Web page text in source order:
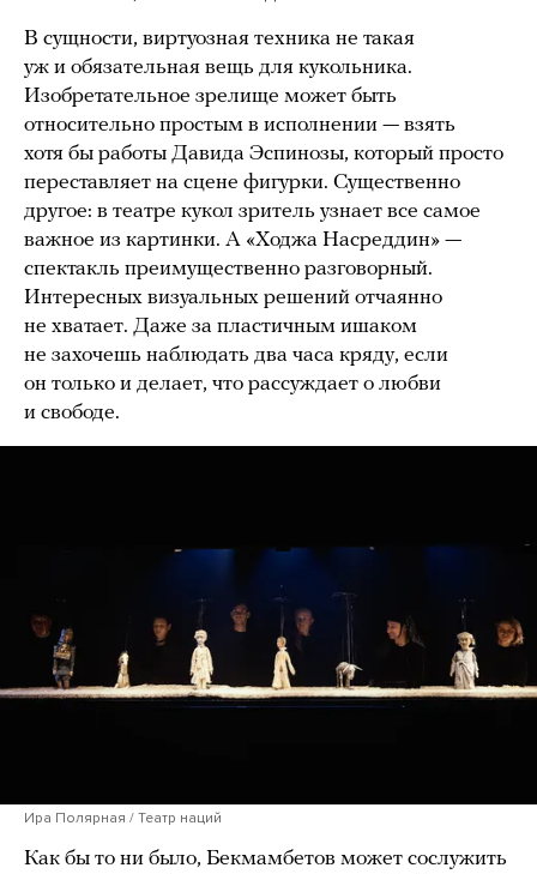
В сущности, виртуозная техника не такая
уж и обязательная вещь для кукольника.
Изобретательное зрелище может быть
относительно простым в исполнении — взять
хотя бы работы Давида Эспинозы, который просто
переставляет на сцене фигурки. Существенно
другое: в театре кукол зритель узнает все самое
важное из картинки. А «Ходжа Насреддин» —
спектакль преимущественно разговорный.
Интересных визуальных решений отчаянно
не хватает. Даже за пластичным ишаком
не захочешь наблюдать два часа кряду, если
он только и делает, что рассуждает о любви
и свободе.
Ира Полярная / Театр наций
Как бы то ни было, Бекмамбетов может сослужить